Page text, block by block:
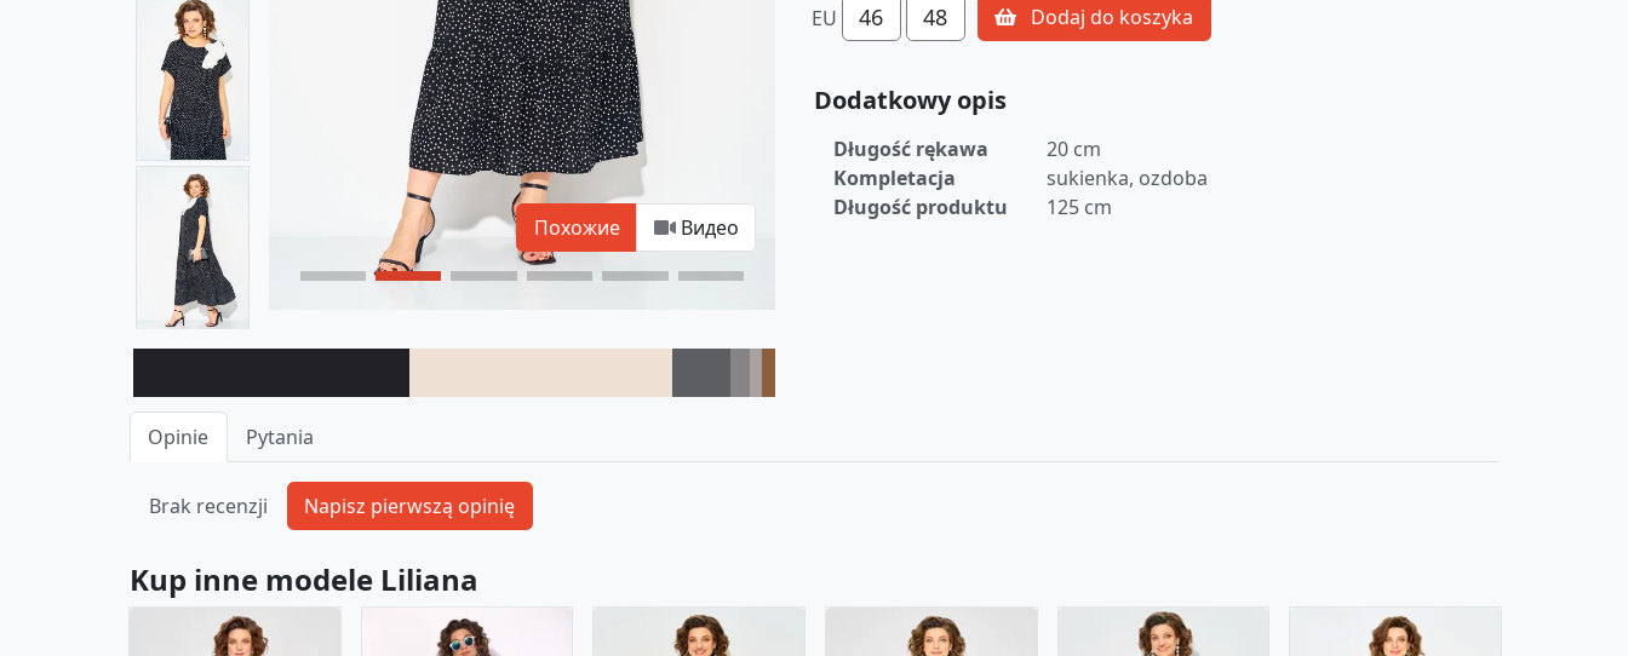
Похожие Видео
EU 46 48 Dodaj do koszyka
Dodatkowy opis
Długość rękawa
20 cm
Kompletacja
sukienka, ozdoba
Długość produktu
125 cm
Opinie Pytania
Brak recenzji
Kup inne modele Liliana